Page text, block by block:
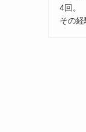
4回。
その経